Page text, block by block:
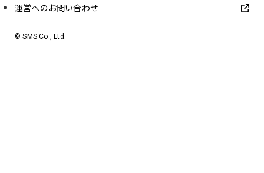
運営へのお問い合わせ
© SMS Co., Ltd.